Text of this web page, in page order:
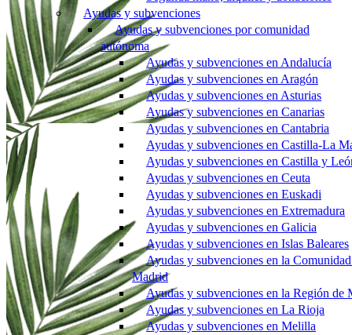
Ayudas y subvenciones
Ayudas y subvenciones por comunidad
autónoma
Ayudas y subvenciones en Andalucía
Ayudas y subvenciones en Aragón
Ayudas y subvenciones en Asturias
Ayudas y subvenciones en Canarias
Ayudas y subvenciones en Cantabria
Ayudas y subvenciones en Castilla-La
Ayudas y subvenciones en Castilla y
Ayudas y subvenciones en Ceuta
Ayudas y subvenciones en Euskadi
Ayudas y subvenciones en Extremadura
Ayudas y subvenciones en Galicia
Ayudas y subvenciones en Islas Baleares
Ayudas y subvenciones en la
Madrid
Ayudas y subvenciones en la Región de
Ayudas y subvenciones en La Rioja
Ayudas y subvenciones en Melilla